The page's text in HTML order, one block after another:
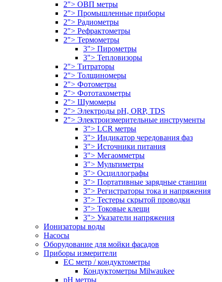
2"> ОВП метры
2"> Промышленные приборы
2"> Радиометры
2"> Рефрактометры
2"> Термометры
3"> Пирометры
3"> Тепловизоры
2"> Титраторы
2"> Толщиномеры
2"> Фотометры
2"> Фототахометры
2"> Шумомеры
2"> Электроды pH, ORP, TDS
2"> Электроизмерительные инструменты
3"> LCR метры
3"> Индикатор чередования фаз
3"> Источники питания
3"> Мегаомметры
3"> Мультиметры
3"> Осциллографы
3"> Портативные зарядные станции
3"> Регистраторы тока и напряжения
3"> Тестеры скрытой проводки
3"> Токовые клещи
3"> Указатели напряжения
Ионизаторы воды
Насосы
Оборудование для мойки фасадов
Приборы измерители
EC метр / кондуктометры
Кондуктометры Milwaukee
pH метры